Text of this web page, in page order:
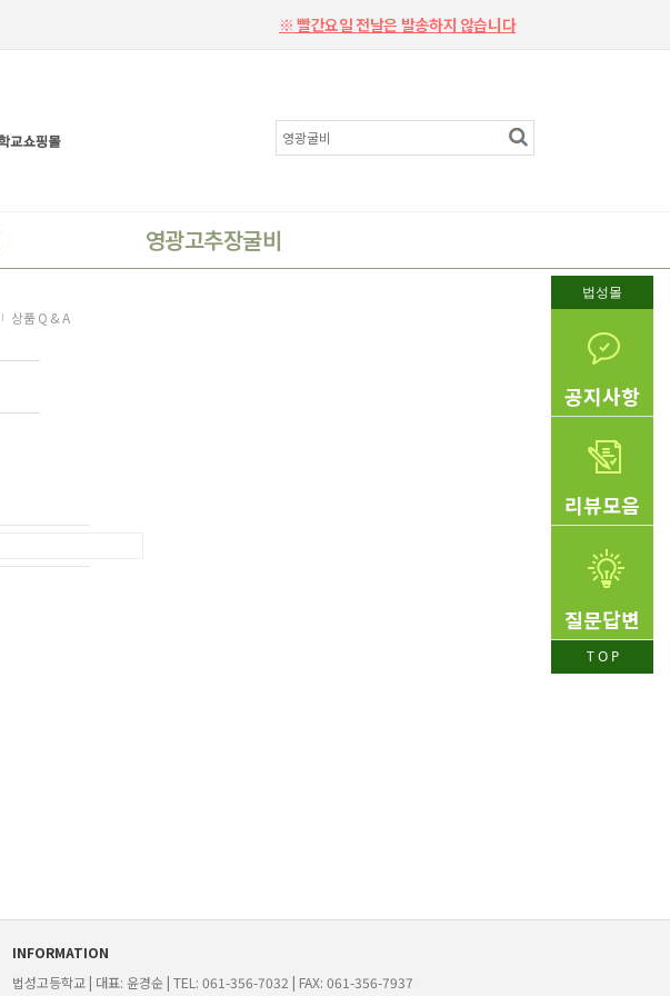
법성몰
공지사항
리뷰모음
질문답변
T O P
※ 빨간요일 전날은 발송하지 않습니다
영광고추장굴비
상품 Q & A
INFORMATION
법성고등학교 | 대표: 윤경순 | TEL: 061-356-7032 | FAX: 061-356-7937